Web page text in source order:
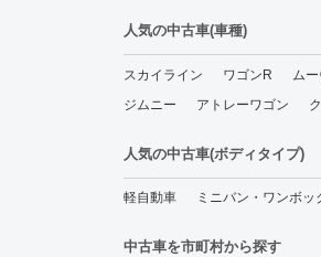
人気の中古車(車種)
スカイライン ワゴンR ム
ジムニー
アトレーワゴン
人気の中古車(ボディタイプ)
軽自動車 ミニバン・ワンボッ
中古車を市町村から探す